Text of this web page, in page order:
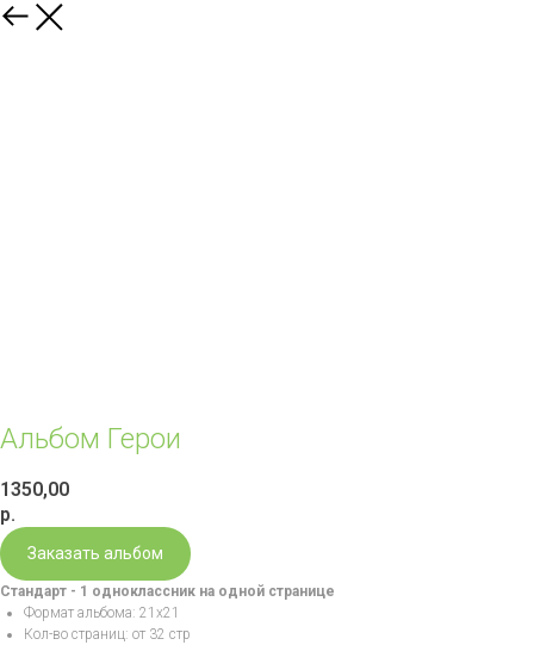
Альбом Герои
1350,00
р.
Заказать альбом
Стандарт - 1 одноклассник на одной странице
Формат альбома: 21х21
Кол-во страниц: от 32 стр